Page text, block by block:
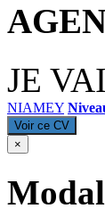
JE
NIAMEY
Voir ce CV
×